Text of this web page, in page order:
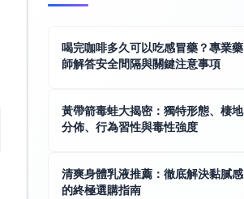
喝完咖啡多久可以吃感冒藥？專業藥
師解答安全間隔與關鍵注意事項
黃帶箭毒蛙大揭密：獨特形態、棲地
分佈、行為習性與毒性強度
清爽身體乳液推薦：徹底解決黏膩感
的終極選購指南